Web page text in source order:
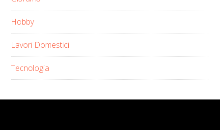
Hobby
Lavori Domestici
Tecnologia